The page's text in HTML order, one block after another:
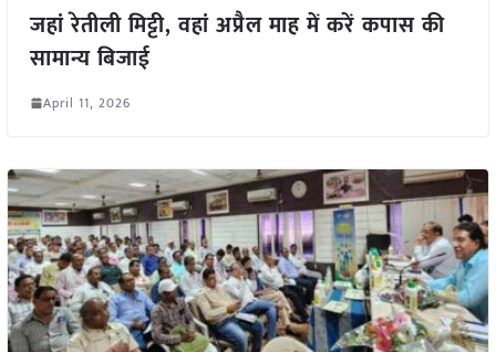
जहां रेतीली मिट्टी, वहां अप्रैल माह में करें कपास की
सामान्य बिजाई
April 11, 2026